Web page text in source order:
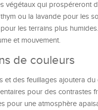
végétaux qui prospéreront
ou la lavande pour les
les terrains plus humides.
et mouvement.
de couleurs
et des feuillages ajoutera
pour des contrastes
pour une atmosphère